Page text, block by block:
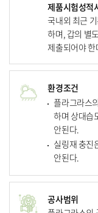
제품시험성적
국내외 최근
하며, 갑의 별
제출되어야 한
환경조건
플라그라스
하며 상대습
안된다.
실링재 충진
안된다.
공사범위